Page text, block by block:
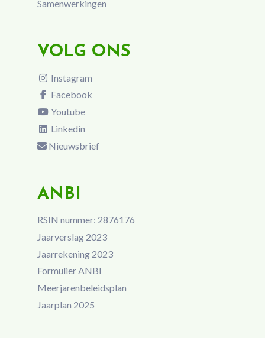
Samenwerkingen
VOLG ONS
Instagram
Facebook
Youtube
Linkedin
Nieuwsbrief
ANBI
RSIN nummer: 2876176
Jaarverslag 2023
Jaarrekening 2023
Formulier ANBI
Meerjarenbeleidsplan
Jaarplan 2025